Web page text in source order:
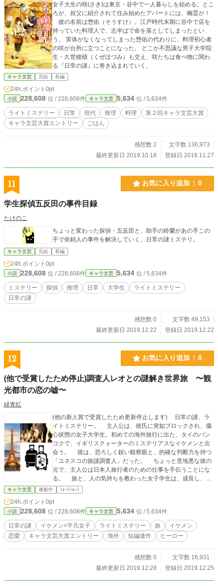
女子大生の咲(さき)は東京・谷中で一人暮らしを始める。とこ
ろが、叔父に紹介されて住み始めたアパートには、幽霊が！
彼の名前は惣佑（そうすけ）。江戸時代末期に谷中で店を
持っていた料理人で、志半ばで命を落としてしまったとい
う。 実体がなくなってしまった惣佑の代わりに、料理初心者
の咲が台所に立つことになった。 どこか不思議な男子大学院
生・久世穂積（くぜほづみ）も交え、咲たちは食べ物に関わ
る『日常の謎』に巻き込まれていく。
キャラ文芸 完結 長編
24h.ポイント 0pt
小説 228,608 位 / 228,608件 キャラ文芸 5,634 位 / 5,634件
ライトミステリー 日常 現代 推理 料理
第２回キャラ文芸大賞
キャラ文芸大賞エントリー
ごはん
感想数 2
文字数 136,973
最終更新日 2019.10.18
登録日 2018.11.27
11 お気に入り追加 0
学生探偵五反田の事件目録
たけのこ
ちょっと変わった探偵・五反田と、助手の鈴蘭があの手この
手で依頼人の事件を解決していく、日常の謎ミステリ。
キャラ文芸 完結 長編
24h.ポイント 0pt
小説 228,608 位 / 228,608件 キャラ文芸 5,634 位 / 5,634件
ミステリー 探偵 推理 日常 大学生
ライトミステリー
日常の謎
感想数 0
文字数 49,153
最終更新日 2019.12.22
登録日 2019.12.22
12 お気に入り追加 8
(他で受賞したため停止)調査人レオとの謎解き世界旅 〜観
光都市の恋の嘘〜
緑青紅
(他の新人賞で受賞したため更新停止します) 日常の謎、ラ
イトミステリー。 主人公は、彼氏に突如ブロックされ、傷
心状態の女子大学生。初めての海外旅行に出た、タイのバン
コクで、イギリスクォーターのミステリアスなイケメンと出
会う。 彼は、恐ろしく鋭い観察眼と、的確な判断力を持つ
「ユネスコの旅謎調査人」だった。 ちょっと意地悪な彼の
元で、主人公は日本人旅行者のための仕事を手伝うことにな
る。 旅と、人の気持ちを教わった女子学生は、成長し、フ
ランスのパリにて、自分をブロックした男に向き合う。 夢
のように美しい世界の観光都市で、イケメンと普通女子が解
き明かす人の心。 それはマインドフルネスな、ヒューマン
ストーリーでもある。
キャラ文芸 連載中 ｼｮｰﾄｼｮｰﾄ
24h.ポイント 0pt
小説 228,608 位 / 228,608件 キャラ文芸 5,634 位 / 5,634件
日常の謎 イケメン×平凡女子 ライトミステリー 旅
イケメン
恋愛
キャラ文芸大賞エントリー 海外 短編連作 ヒーロー
感想数 0
文字数 16,931
最終更新日 2019.12.28
登録日 2019.12.25